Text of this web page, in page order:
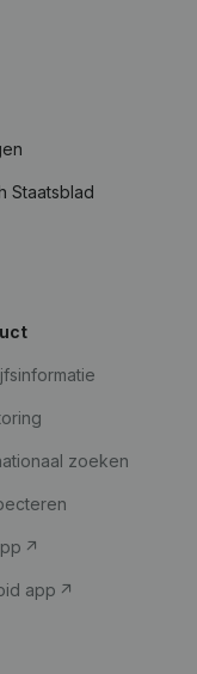
Staatsblad
zoeken
app